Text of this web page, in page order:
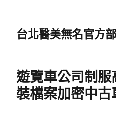
台北醫美無名官方
遊覽車公司制
裝檔案加密中古